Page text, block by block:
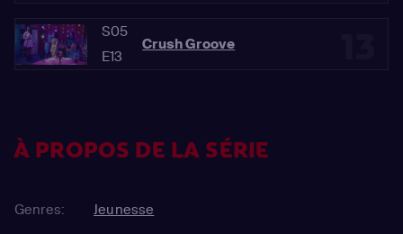
S05
E13
Crush Groove
À PROPOS DE LA SÉRIE
Genres:
Jeunesse